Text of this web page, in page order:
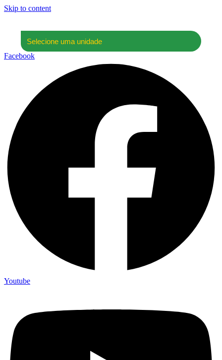
Skip to content
Facebook
Youtube